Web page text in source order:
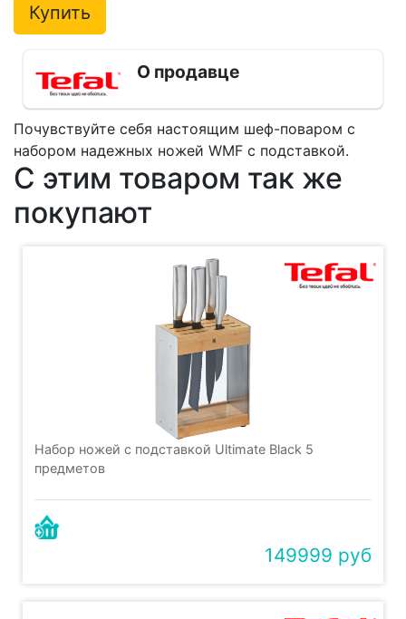
Купить
О продавце
Почувствуйте себя настоящим шеф-поваром с
набором надежных ножей WMF с подставкой.
С этим товаром так же
покупают
Набор ножей с подставкой Ultimate Black 5
предметов
149999 руб